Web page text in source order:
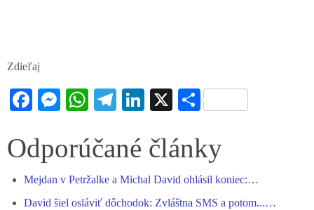
Zdieľaj
Fa
bo
ok
M
se
er
W
ts
pp
Te
gr
m
Li
ed
X S
re
Odporúčané články
Mejdan v Petržalke a Michal David ohlásil koniec:…
David šiel osláviť dôchodok: Zvláštna SMS a potom...…